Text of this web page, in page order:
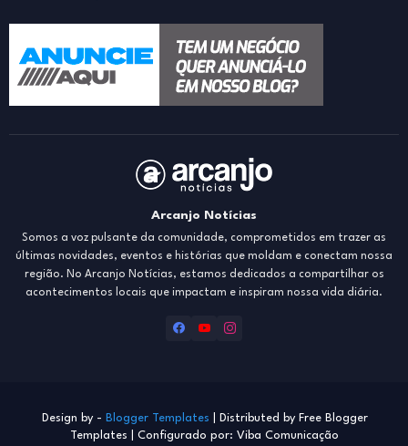
Arcanjo Notícias
Somos a voz pulsante da comunidade, comprometidos em trazer as
últimas novidades, eventos e histórias que moldam e conectam nossa
região. No Arcanjo Notícias, estamos dedicados a compartilhar os
acontecimentos locais que impactam e inspiram nossa vida diária.
Design by - Blogger Templates | Distributed by Free Blogger
Templates | Configurado por: Viba Comunicação